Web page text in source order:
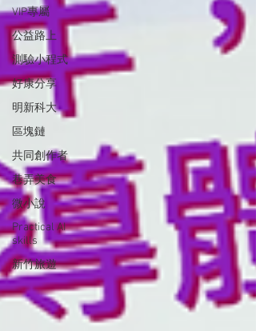
VIP專屬
公益路上
測驗小程式
好康分享
明新科大
區塊鏈
共同創作者
巷弄美食
微小說
Practical AI
skills
新竹旅遊